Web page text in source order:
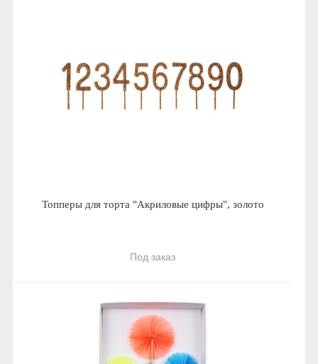
Топперы для торта "Акриловые цифры", золото
Под заказ